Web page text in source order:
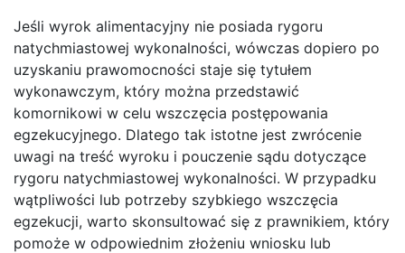
Jeśli wyrok alimentacyjny nie posiada rygoru
natychmiastowej wykonalności, wówczas dopiero po
uzyskaniu prawomocności staje się tytułem
wykonawczym, który można przedstawić
komornikowi w celu wszczęcia postępowania
egzekucyjnego. Dlatego tak istotne jest zwrócenie
uwagi na treść wyroku i pouczenie sądu dotyczące
rygoru natychmiastowej wykonalności. W przypadku
wątpliwości lub potrzeby szybkiego wszczęcia
egzekucji, warto skonsultować się z prawnikiem, który
pomoże w odpowiednim złożeniu wniosku lub